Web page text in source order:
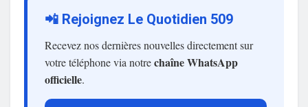
📲 Rejoignez Le Quotidien 509
Recevez nos dernières nouvelles directement sur
votre téléphone via notrechaîne WhatsApp
officielle.